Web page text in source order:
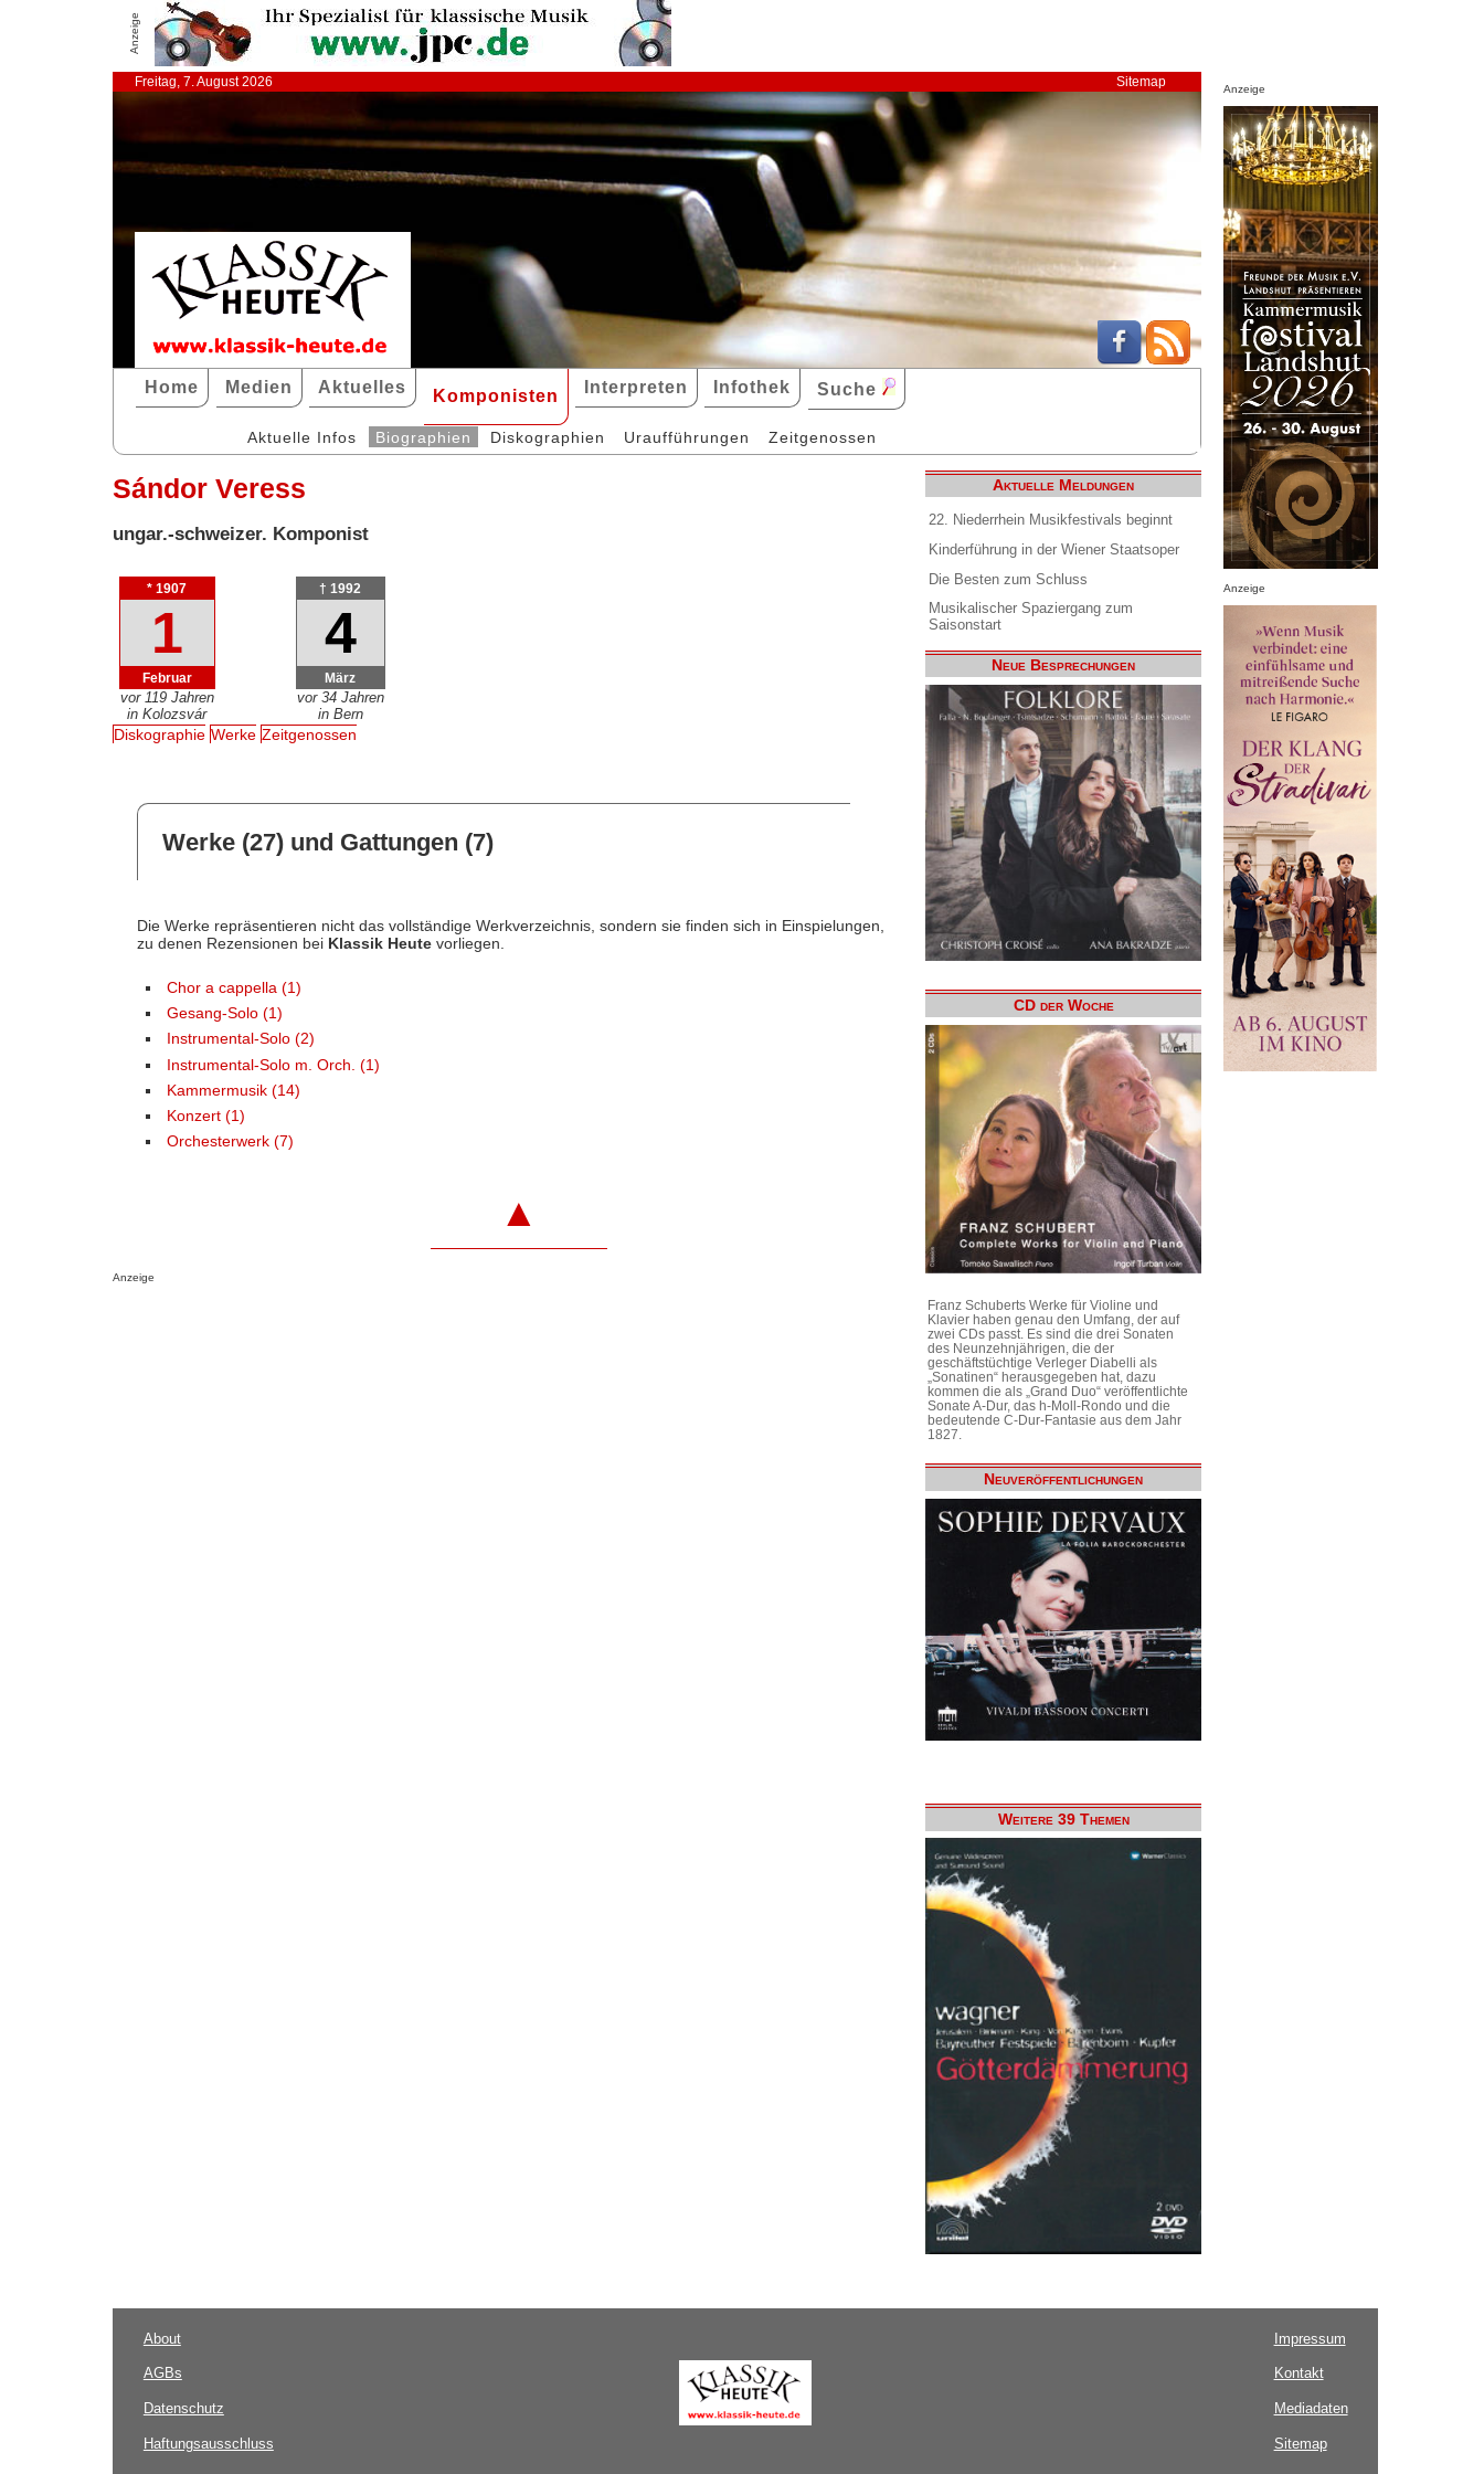
Anzeige
Freitag, 7. August 2026 Sitemap
Home Medien Aktuelles Komponisten Interpreten Infothek Suche
Aktuelle Infos Biographien Diskographien Uraufführungen Zeitgenossen
Sándor Veress
ungar.-schweizer. Komponist
* 1907
1
Februar
vor 119 Jahren
in Kolozsvár
† 1992
4
März
vor 34 Jahren
in Bern
Diskographie Werke Zeitgenossen
Werke (27) und Gattungen (7)
Die Werke repräsentieren nicht das vollständige Werkverzeichnis, sondern sie finden sich in Einspielungen,
zu denen Rezensionen bei Klassik Heutevorliegen.
Chor a cappella (1)
Gesang-Solo (1)
Instrumental-Solo (2)
Instrumental-Solo m. Orch. (1)
Kammermusik (14)
Konzert (1)
Orchesterwerk (7)
▲
Anzeige
Aktuelle Meldungen
22. Niederrhein Musikfestivals beginnt
Kinderführung in der Wiener Staatsoper
Die Besten zum Schluss
Musikalischer Spaziergang zum
Saisonstart
Neue Besprechungen
CD der Woche
Franz Schuberts Werke für Violine und
Klavier haben genau den Umfang, der auf
zwei CDs passt. Es sind die drei Sonaten
des Neunzehnjährigen, die der
geschäftstüchtige Verleger Diabelli als
„Sonatinen“ herausgegeben hat, dazu
kommen die als „Grand Duo“ veröffentlichte
Sonate A-Dur, das h-Moll-Rondo und die
bedeutende C-Dur-Fantasie aus dem Jahr
1827.
Neuveröffentlichungen
Weitere 39 Themen
Anzeige
Anzeige
About
AGBs
Datenschutz
Haftungsausschluss
Impressum
Kontakt
Mediadaten
Sitemap